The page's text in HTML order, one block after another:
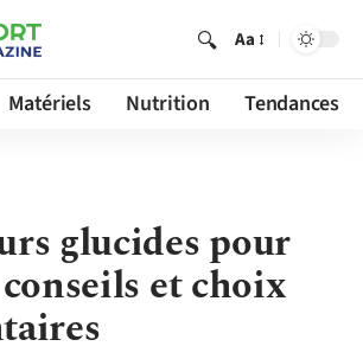
Aa
Matériels Nutrition Tendances
glucides pour
et choix